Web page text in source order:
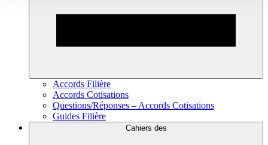
Accords Filière
Accords Cotisations
Questions/Réponses – Accords Cotisations
Guides Filière
Cahiers des